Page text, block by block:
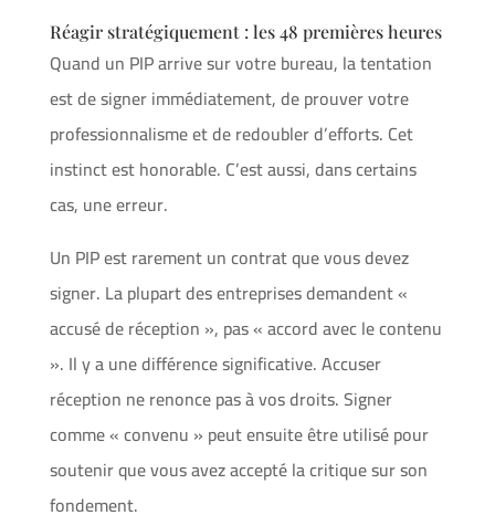
Réagir stratégiquement : les 48 premières heures
Quand un PIP arrive sur votre bureau, la tentation
est de signer immédiatement, de prouver votre
professionnalisme et de redoubler d’efforts. Cet
instinct est honorable. C’est aussi, dans certains
cas, une erreur.
Un PIP est rarement un contrat que vous devez
signer. La plupart des entreprises demandent «
accusé de réception », pas « accord avec le contenu
». Il y a une différence significative. Accuser
réception ne renonce pas à vos droits. Signer
comme « convenu » peut ensuite être utilisé pour
soutenir que vous avez accepté la critique sur son
fondement.